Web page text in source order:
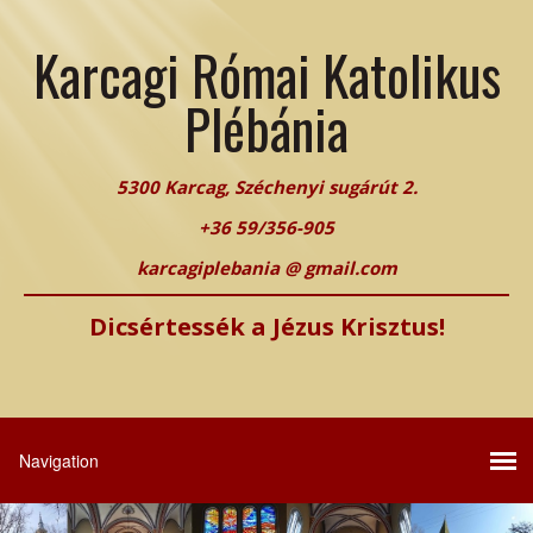
Karcagi Római Katolikus
Plébánia
5300 Karcag, Széchenyi sugárút 2.
+36 59/356-905
karcagiplebania @ gmail.com
Dicsértessék a Jézus Krisztus!